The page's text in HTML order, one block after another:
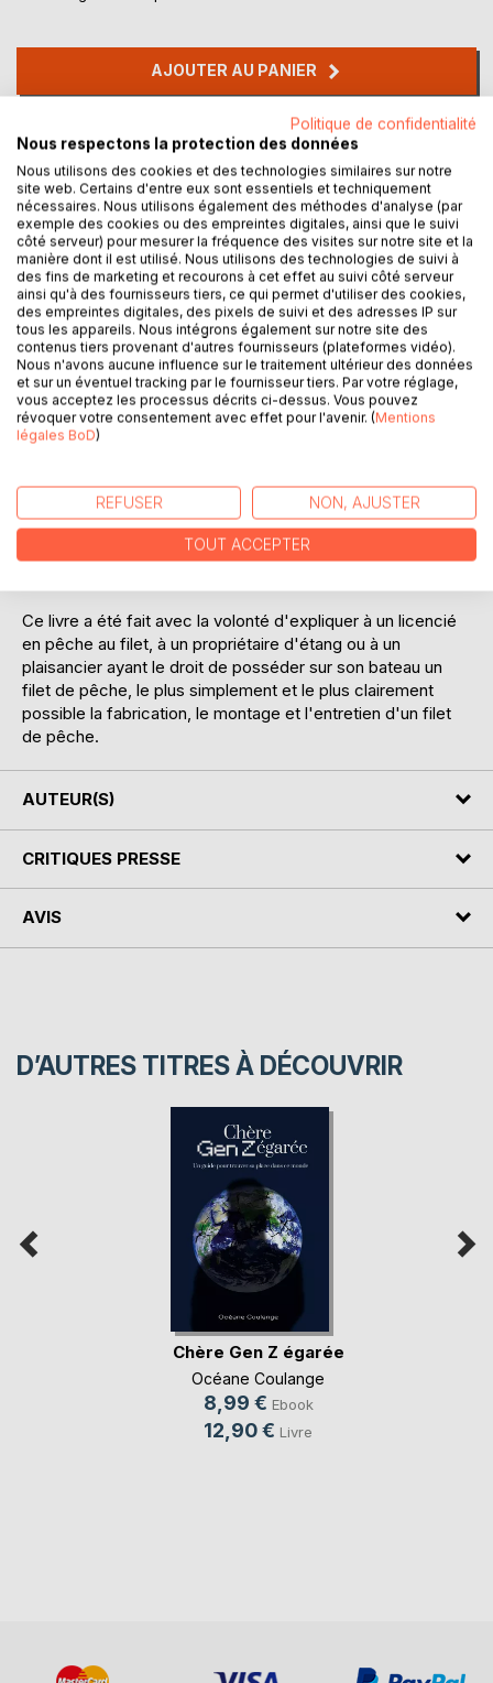
AJOUTER AU PANIER
Ajouter à ma liste d'envies
Laisser un avis
DESCRIPTION
Quel plaisir que de monter un filet de pêche soi-même ! Ce
n'est pas miraculeux, ce n'est pas difficile, sous condition
d'être en possession du bon savoir faire.
Mais d'abord quelques excuses à tous les professionnels
de la pêche si ce livre n'est pas édité à leur intention, mais
surtout destiné à plaire à tous les amoureux de la pêche
aux filets qui n'ont pas eu la chance d'avoir été un jour
Ce livre a été fait avec la volonté d'expliquer à un licencié
en pêche au filet, à un propriétaire d'étang ou à un
plaisancier ayant le droit de posséder sur son bateau un
filet de pêche, le plus simplement et le plus clairement
possible la fabrication, le montage et l'entretien d'un filet
de pêche.
AUTEUR(S)
CRITIQUES PRESSE
AVIS
D’AUTRES TITRES À DÉCOUVRIR
Chère Gen Z égarée
Océane Coulange
8,99 € Ebook
12,90 € Livre
Politique de confidentialité
Nous respectons la protection des données
Nous utilisons des cookies et des technologies similaires sur notre
site web. Certains d'entre eux sont essentiels et techniquement
nécessaires. Nous utilisons également des méthodes d'analyse (par
exemple des cookies ou des empreintes digitales, ainsi que le suivi
côté serveur) pour mesurer la fréquence des visites sur notre site et la
manière dont il est utilisé. Nous utilisons des technologies de suivi à
des fins de marketing et recourons à cet effet au suivi côté serveur
ainsi qu'à des fournisseurs tiers, ce qui permet d'utiliser des cookies,
des empreintes digitales, des pixels de suivi et des adresses IP sur
tous les appareils. Nous intégrons également sur notre site des
contenus tiers provenant d'autres fournisseurs (plateformes vidéo).
Nous n'avons aucune influence sur le traitement ultérieur des données
et sur un éventuel tracking par le fournisseur tiers. Par votre réglage,
vous acceptez les processus décrits ci-dessus. Vous pouvez
révoquer votre consentement avec effet pour l'avenir. (Mentions
légales BoD)
REFUSER NON, AJUSTER
TOUT ACCEPTER